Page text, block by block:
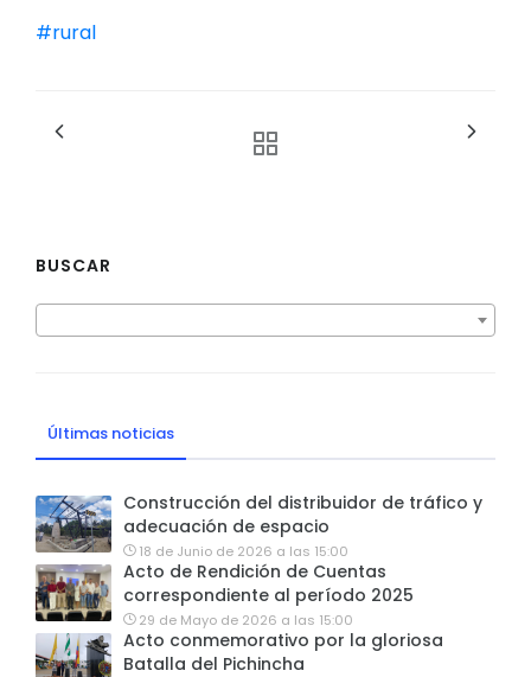
#rural
BUSCAR
Últimas noticias
Construcción del distribuidor de tráfico y
adecuación de espacio
18 de Junio de 2026 a las 15:00
Acto de Rendición de Cuentas
correspondiente al período 2025
29 de Mayo de 2026 a las 15:00
Acto conmemorativo por la gloriosa
Batalla del Pichincha